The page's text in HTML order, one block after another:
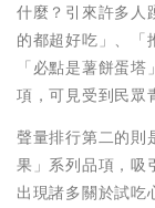
什麼？引來許多人
的都超好吃」、「
「必點是薯餅蛋
項，可見受到民眾
聲量排行第二的則
果」系列品項，吸
出現諸多關於試吃